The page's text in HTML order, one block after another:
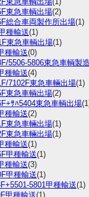
東急車輌出場(2)
総合車両製作所出場(1)
種輸送(1)
東急車輌出場(1)
種輸送(0)
5506-5806東急車輌製
種輸送(4)
7102F東急車輛出場(1)
東急車輌出場(2)
ｻﾊ5404東急車輌出場
種輸送(2)
東急車輛出場(1)
東急車輛出場(1)
種輸送(1)
甲種輸送(1)
種輸送(3)
甲種輸送(1)
5801甲種輸送(1)
甲種輸送(1)